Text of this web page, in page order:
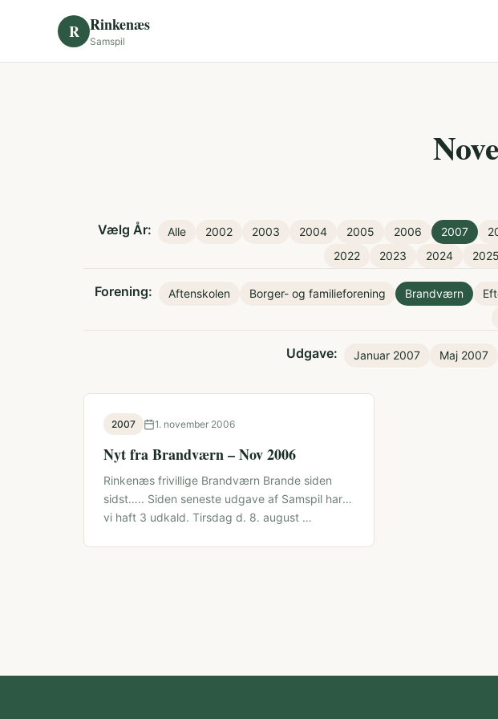
R Rinkenæs
Samspil
Vælg År: Alle 2002 2003 2004 2005 2006 2007
2022
2023 2024 2025
Forening: Aftenskolen Borger- og familieforening Brandværn
Udgave: Januar 2007 Maj 2007
2007 1. november 2006
Nyt fra Brandværn – Nov 2006
Rinkenæs frivillige Brandværn Brande siden
sidst….. Siden seneste udgave af Samspil har
vi haft 3 udkald. Tirsdag d. 8. august …